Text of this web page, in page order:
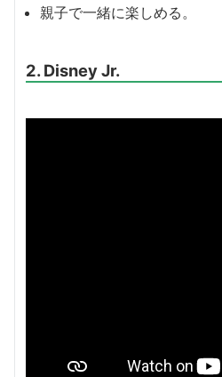
親子で一緒に楽しめる。
2. Disney Jr.